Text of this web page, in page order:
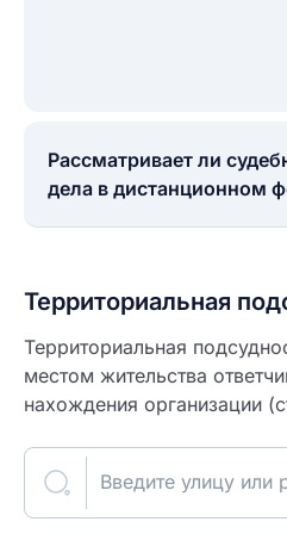
Рассматривает ли
дела в дистанционном
Территориальная
Территориальная
местом жительства
нахождения организации
Введите улицу или